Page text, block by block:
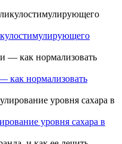
как нормализовать
уровня сахара в